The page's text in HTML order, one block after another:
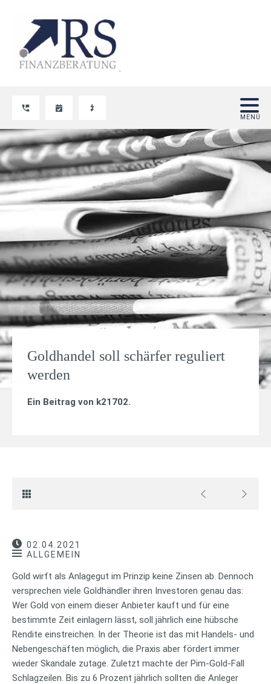
Goldhandel soll schärfer reguliert
werden
Ein Beitrag von k21702.
02.04.2021
ALLGEMEIN
Gold wirft als Anlagegut im Prinzip keine Zinsen ab. Dennoch
versprechen viele Goldhändler ihren Investoren genau das:
Wer Gold von einem dieser Anbieter kauft und für eine
bestimmte Zeit einlagern lässt, soll jährlich eine hübsche
Rendite einstreichen. In der Theorie ist das mit Handels- und
Nebengeschäften möglich, die Praxis aber fördert immer
wieder Skandale zutage. Zuletzt machte der Pim-Gold-Fall
Schlagzeilen. Bis zu 6 Prozent jährlich sollten die Anleger